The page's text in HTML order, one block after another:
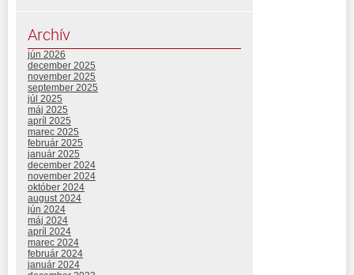
Archív
jún 2026
december 2025
november 2025
september 2025
júl 2025
máj 2025
apríl 2025
marec 2025
február 2025
január 2025
december 2024
november 2024
október 2024
august 2024
jún 2024
máj 2024
apríl 2024
marec 2024
február 2024
január 2024